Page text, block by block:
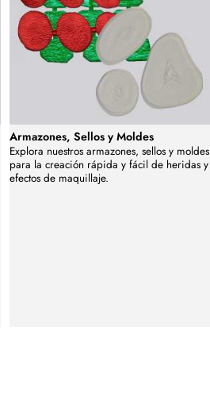
Armazones, Sellos y Moldes
Explora nuestros armazones, sellos y moldes
para la creación rápida y fácil de heridas y
efectos de maquillaje.